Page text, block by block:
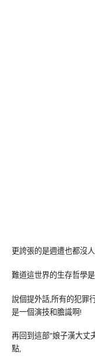
更誇張的是週遭也都沒
難道這世界的生存哲學
說個提外話,所有的犯罪
是一個演技和膽識啊!
再回到這部”娘子漢大丈
點,